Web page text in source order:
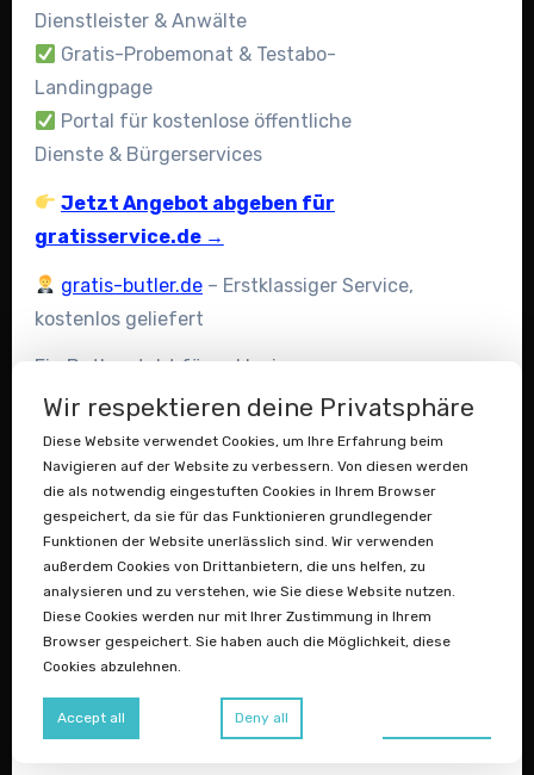
Dienstleister & Anwälte
Gratis-Probemonat & Testabo-
Landingpage
Portal für kostenlose öffentliche
Dienste & Bürgerservices
Jetzt Angebot abgeben für
gratisservice.de →
gratis-butler.de – Erstklassiger Service,
kostenlos geliefert
Ein Butler steht für exklusiven,
persönlichen Service – gratis-butler.de
verbindet dieses Premium-Image mit dem
unwiderstehlichen Versprechen: kostenlos.
Diese kreative Domain hat enormen
Wiedererkennungswert und eignet sich
hervorragend
für digitale Assistenz-Dienste, Concierge-
Apps oder Vergleichsportale, die ihren
Nutzern alles abnehmen – ohne Kosten.
Ein Name, der im Gedächtnis bleibt.
Wir respektieren deine Privatsphäre
Diese Website verwendet Cookies, um Ihre Erfahrung beim
Navigieren auf der Website zu verbessern. Von diesen werden
die als notwendig eingestuften Cookies in Ihrem Browser
gespeichert, da sie für das Funktionieren grundlegender
Funktionen der Website unerlässlich sind. Wir verwenden
außerdem Cookies von Drittanbietern, die uns helfen, zu
analysieren und zu verstehen, wie Sie diese Website nutzen.
Diese Cookies werden nur mit Ihrer Zustimmung in Ihrem
Browser gespeichert. Sie haben auch die Möglichkeit, diese
Cookies abzulehnen.
Accept all Deny all